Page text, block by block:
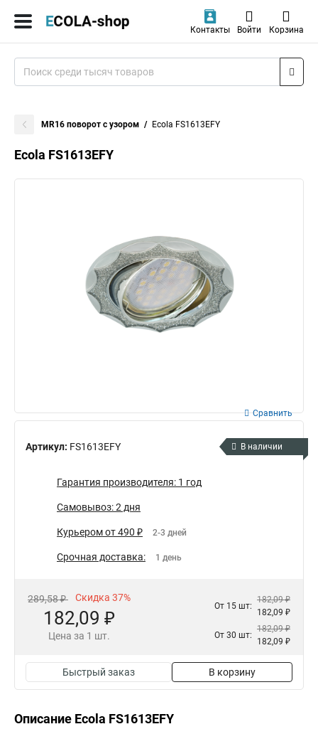
Контакты Войти Корзина
MR16 поворот с узором Ecola FS1613EFY
Ecola FS1613EFY
Артикул: FS1613EFY
Сравнить
В наличии
Гарантия производителя: 1 год
Самовывоз: 2 дня
Курьером от 490 ₽ 2-3 дней
Срочная доставка: 1 день
289,58 ₽ Скидка 37%
182,09 ₽
Цена за 1 шт.
От 15 шт:
182,09 ₽
182,09 ₽
От 30 шт:
182,09 ₽
182,09 ₽
Быстрый заказ В корзину
Описание Ecola FS1613EFY